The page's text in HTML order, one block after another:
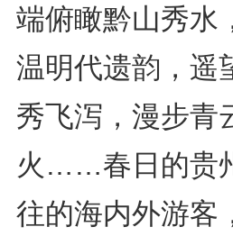
端俯瞰黔山秀水
温明代遗韵，遥
秀飞泻，漫步青
火……春日的贵
往的海内外游客